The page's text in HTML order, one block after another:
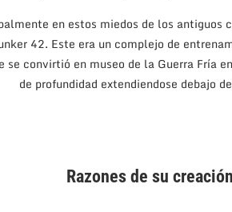
en estos miedos de los antiguos
42. Este era un complejo de
se convirtió en museo de la Guerra Fría
de profundidad extendiendose debajo
Razones de su creación